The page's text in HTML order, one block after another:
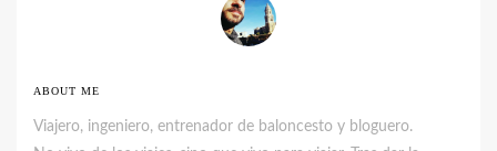
ABOUT ME
Viajero, ingeniero, entrenador de baloncesto y bloguero.